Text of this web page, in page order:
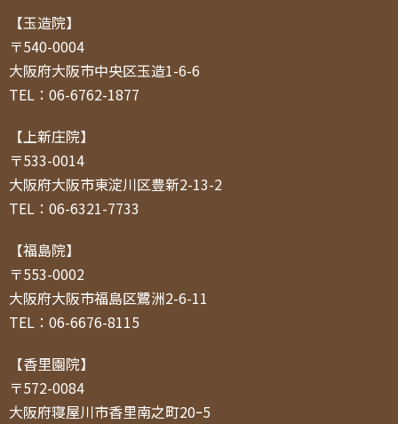
【玉造院】
〒540-0004
大阪府大阪市中央区玉造1-6-6
TEL：06-6762-1877
【上新庄院】
〒533-0014
大阪府大阪市東淀川区豊新2-13-2
TEL：06-6321-7733
【福島院】
〒553-0002
大阪府大阪市福島区鷺洲2-6-11
TEL：06-6676-8115
【香里園院】
〒572-0084
大阪府寝屋川市香里南之町20ｰ5